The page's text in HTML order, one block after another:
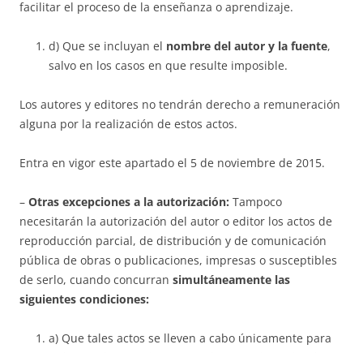
facilitar el proceso de la enseñanza o aprendizaje.
d) Que se incluyan el nombre del autor y la fuente,
salvo en los casos en que resulte imposible.
Los autores y editores no tendrán derecho a remuneración
alguna por la realización de estos actos.
Entra en vigor este apartado el 5 de noviembre de 2015.
– Otras excepciones a la autorización: Tampoco
necesitarán la autorización del autor o editor los actos de
reproducción parcial, de distribución y de comunicación
pública de obras o publicaciones, impresas o susceptibles
de serlo, cuando concurran simultáneamente las
siguientes condiciones:
a) Que tales actos se lleven a cabo únicamente para